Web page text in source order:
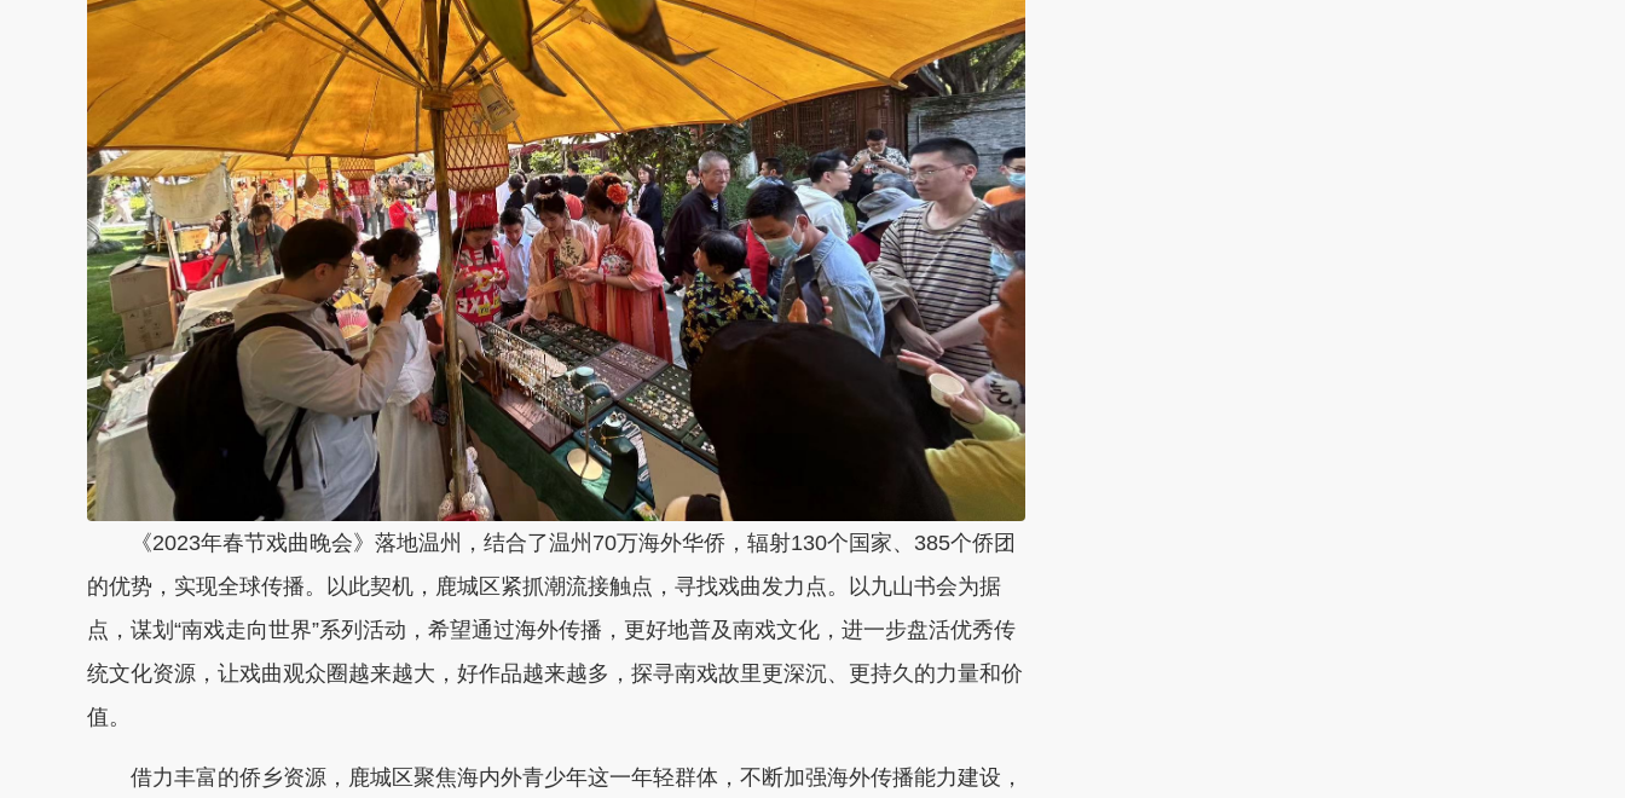
《2023年春节戏曲晚会》落地温州，结合了温州70万海外华侨，辐射130个国家、385个侨团
的优势，实现全球传播。以此契机，鹿城区紧抓潮流接触点，寻找戏曲发力点。以九山书会为据
点，谋划“南戏走向世界”系列活动，希望通过海外传播，更好地普及南戏文化，进一步盘活优秀传
统文化资源，让戏曲观众圈越来越大，好作品越来越多，探寻南戏故里更深沉、更持久的力量和价
值。
借力丰富的侨乡资源，鹿城区聚焦海内外青少年这一年轻群体，不断加强海外传播能力建设，